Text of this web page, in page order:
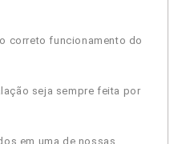
correto funcionamento do
seja sempre feita por
em uma de nossas